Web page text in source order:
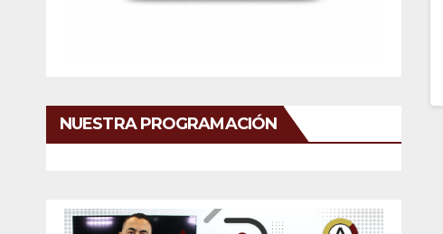
NUESTRA PROGRAMACIÓN